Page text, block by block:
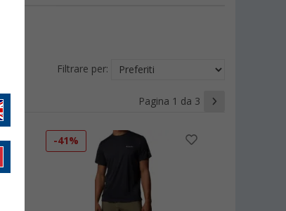
Filtrare per:
Pagina 1 da 3
-41%